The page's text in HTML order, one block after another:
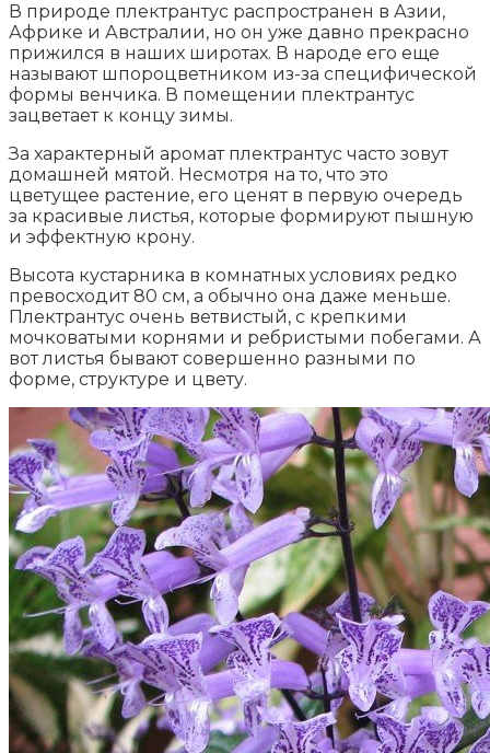
В природе плектрантус распространен в Азии,
Африке и Австралии, но он уже давно прекрасно
прижился в наших широтах. В народе его еще
называют шпороцветником из-за специфической
формы венчика. В помещении плектрантус
зацветает к концу зимы.
За характерный аромат плектрантус часто зовут
домашней мятой. Несмотря на то, что это
цветущее растение, его ценят в первую очередь
за красивые листья, которые формируют пышную
и эффектную крону.
Высота кустарника в комнатных условиях редко
превосходит 80 см, а обычно она даже меньше.
Плектрантус очень ветвистый, с крепкими
мочковатыми корнями и ребристыми побегами. А
вот листья бывают совершенно разными по
форме, структуре и цвету.